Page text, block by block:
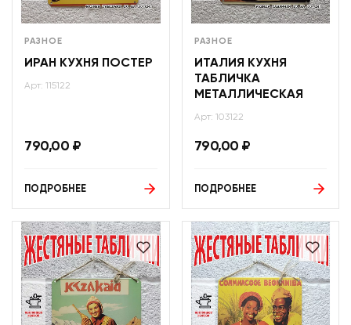
РАЗНОЕ
ИРАН КУХНЯ ПОСТЕР
Арт: 115122
790,00 ₽
ПОДРОБНЕЕ
РАЗНОЕ
ИТАЛИЯ КУХНЯ
ТАБЛИЧКА
МЕТАЛЛИЧЕСКАЯ
Арт: 103122
790,00 ₽
ПОДРОБНЕЕ